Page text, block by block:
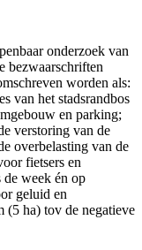
onderzoek van
bezwaarschriften
worden als:
van het stadsrandbos
en parking;
verstoring van de
overbelasting van de
fietsers en
week én op
geluid en
(5 ha) tov de negatieve